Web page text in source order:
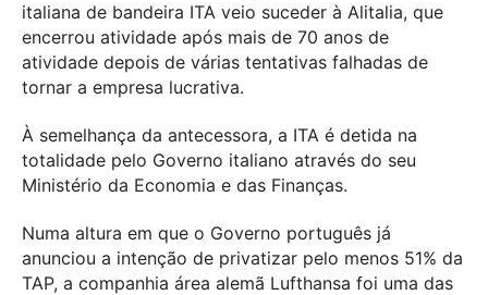
italiana de bandeira ITA veio suceder à Alitalia, que
encerrou atividade após mais de 70 anos de
atividade depois de várias tentativas falhadas de
tornar a empresa lucrativa.
À semelhança da antecessora, a ITA é detida na
totalidade pelo Governo italiano através do seu
Ministério da Economia e das Finanças.
Numa altura em que o Governo português já
anunciou a intenção de privatizar pelo menos 51% da
TAP, a companhia área alemã Lufthansa foi uma das